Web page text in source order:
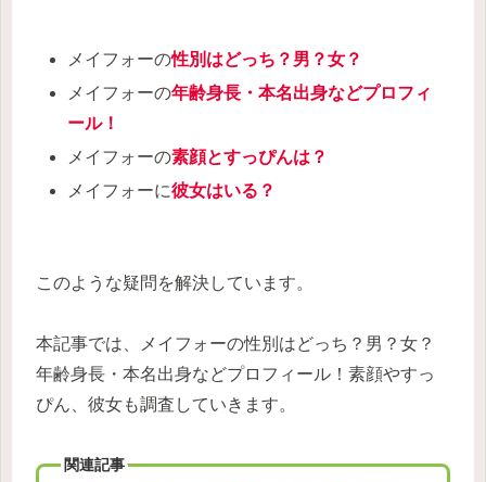
メイフォーの性別はどっち？男？女？
メイフォーの年齢身長・本名出身などプロフィ
ール！
メイフォーの素顔とすっぴんは？
メイフォーに彼女はいる？
このような疑問を解決しています。
本記事では、メイフォーの性別はどっち？男？女？
年齢身長・本名出身などプロフィール！素顔やすっ
ぴん、彼女も調査していきます。
関連記事